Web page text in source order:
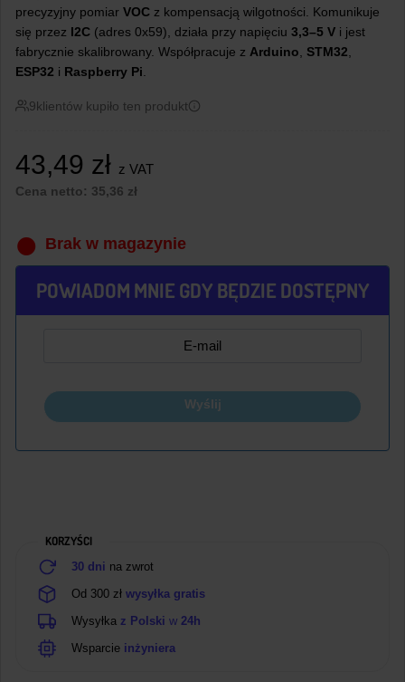
precyzyjny pomiar VOC z kompensacją wilgotności. Komunikuje
się przez I2C (adres 0x59), działa przy napięciu 3,3–5 V i jest
fabrycznie skalibrowany. Współpracuje z Arduino STM32
ESP32 i Raspberry Pi
9klientów kupiło ten produkt
43,49 zł z VAT
Cena netto: 35,36 zł
Brak w magazynie
POWIADOM MNIE GDY BĘDZIE DOSTĘPNY
Wyślij
KORZYŚCI
30 dni na zwrot
Od 300 zł wysyłka gratis
Wysyłka z Polski w 24h
Wsparcie inżyniera